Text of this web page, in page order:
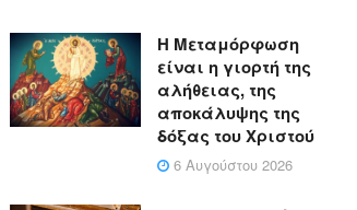
Η Μεταμόρφωση
είναι η γιορτή της
αλήθειας, της
αποκάλυψης της
δόξας του Χριστού
6 Αυγούστου 2026